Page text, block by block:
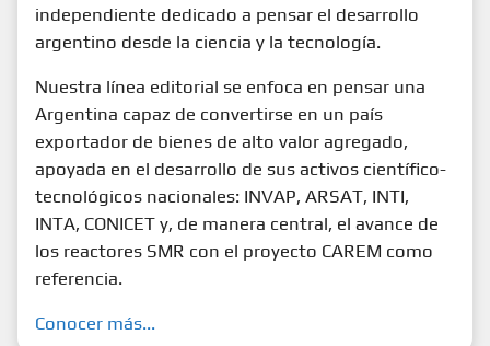
independiente dedicado a pensar el desarrollo
argentino desde la ciencia y la tecnología.
Nuestra línea editorial se enfoca en pensar una
Argentina capaz de convertirse en un país
exportador de bienes de alto valor agregado,
apoyada en el desarrollo de sus activos científico-
tecnológicos nacionales: INVAP, ARSAT, INTI,
INTA, CONICET y, de manera central, el avance de
los reactores SMR con el proyecto CAREM como
referencia.
Conocer más...